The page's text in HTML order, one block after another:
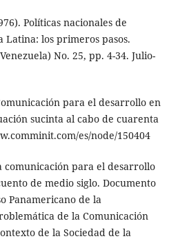
Políticas nacionales de
Latina: los primeros pasos.
No. 25, pp. 4-34. Julio-
Comunicación para el desarrollo en
sucinta al cabo de cuarenta
es/node/150404
La comunicación para el desarrollo
de medio siglo. Documento
Panamericano de la
de la Comunicación
de la Sociedad de la